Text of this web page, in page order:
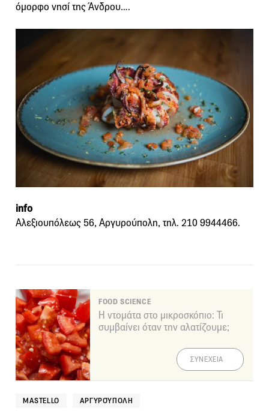
όμορφο νησί της Άνδρου….
info
Αλεξιουπόλεως 56, Αργυρούπολη, τηλ. 210 9944466.
FOOD SCIENCE
Η ντομάτα στο μικροσκόπιο: Τι
συμβαίνει όταν την αλατίζουμε;
ΣΥΝΕΧΕΙΑ
MASTELLO ΑΡΓΥΡΟΎΠΟΛΗ